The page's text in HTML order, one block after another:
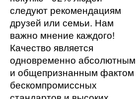
следуют рекомендациям
друзей или семьи. Нам
важно мнение каждого!
Качество является
одновременно абсолютным
и общепризнанным фактом
бескомпромиссных